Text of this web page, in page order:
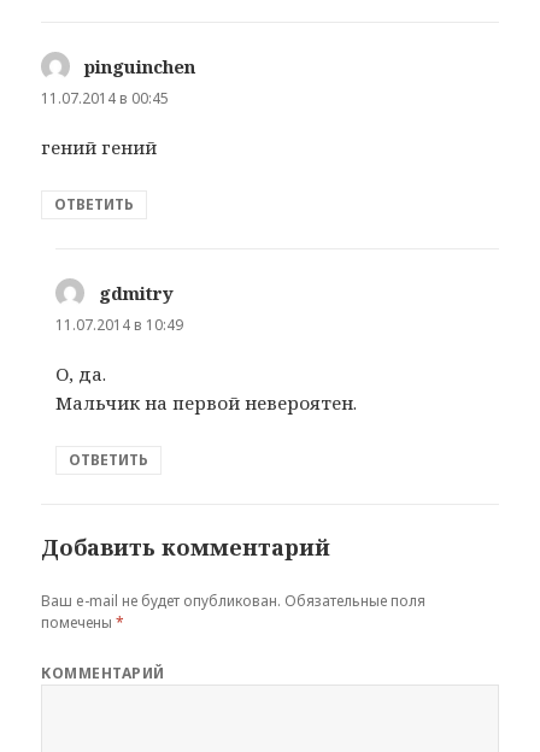
pinguinchen
11.07.2014 в 00:45
гений гений
ОТВЕТИТЬ
gdmitry
11.07.2014 в 10:49
О, да.
Мальчик на первой невероятен.
ОТВЕТИТЬ
Добавить комментарий
Ваш e-mail не будет опубликован. Обязательные поля
помечены*
КОММЕНТАРИЙ